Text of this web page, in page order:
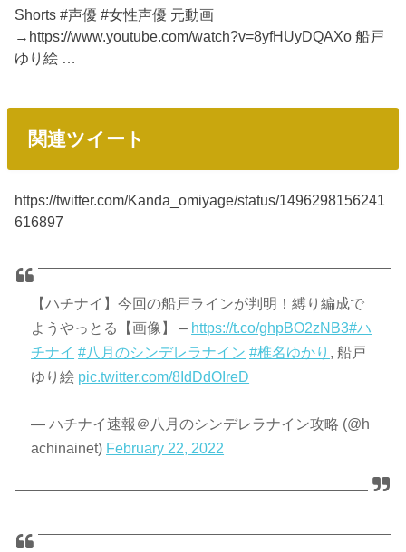
Shorts #声優 #女性声優 元動画
→https://www.youtube.com/watch?v=8yfHUyDQAXo 船戸
ゆり絵 …
関連ツイート
https://twitter.com/Kanda_omiyage/status/1496298156241
616897
【ハチナイ】今回の船戸ラインが判明！縛り編成で
ようやっとる【画像】 – https://t.co/ghpBO2zNB3#ハ
チナイ #八月のシンデレラナイン #椎名ゆかり , 船戸
ゆり絵 pic.twitter.com/8IdDdOIreD
— ハチナイ速報＠八月のシンデレラナイン攻略 (@h
achinainet) February 22, 2022